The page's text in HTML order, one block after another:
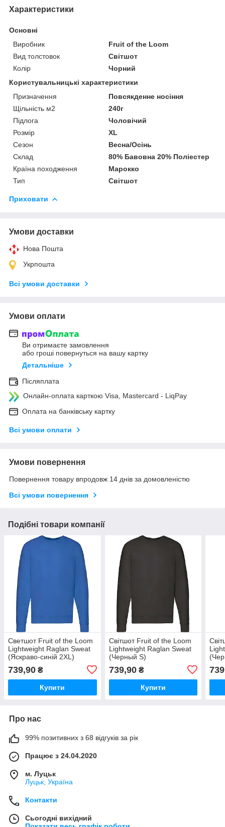
Характеристики
Основні
Виробник
Fruit of the Loom
Вид толстовок
Світшот
Колір
Чорний
Користувальницькі характеристики
Призначення
Повсякденне носіння
Щільність м2
240г
Підлога
Чоловічий
Розмір
XL
Сезон
Весна/Осінь
Склад
80% Бавовна 20% Поліестер
Країна походження
Марокко
Тип
Світшот
Приховати
Умови доставки
Нова Пошта
Укрпошта
Всі умови доставки
Умови оплати
Ви отримаєте замовлення
або гроші повернуться на вашу картку
Детальніше
Післяплата
Онлайн-оплата карткою Visa, Mastercard - LiqPay
Оплата на банківську картку
Всі умови оплати
Умови повернення
Повернення товару впродовж 14 днів за домовленістю
Всі умови повернення
Подібні товари компанії
Светшот Fruit of the Loom
Lightweight Raglan Sweat
(Яскраво-синій 2XL)
739,90 ₴
Купити
Світшот Fruit of the Loom
Lightweight Raglan Sweat
(Черный S)
739,90₴
Купити
Про нас
99% позитивних з 68 відгуків за рік
Працює з 24.04.2020
м. Луцьк
Луцьк, Україна
Контакти
Сьогодні вихідний